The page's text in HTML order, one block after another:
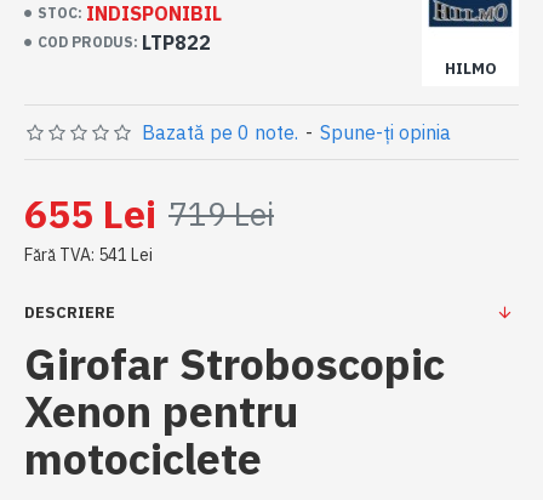
STOC: INDISPONIBIL
COD PRODUS: LTP822
HILMO
Bazată pe 0 note. - Spune-ţi opinia
655 Lei 719 Lei
Fără TVA: 541 Lei
DESCRIERE
Girofar Stroboscopic
Xenon pentru
motociclete